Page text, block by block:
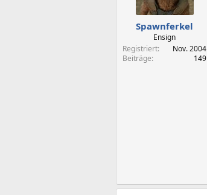
t
a
Spawnferkel
Ensign
Registriert
Nov. 2004
Beiträge
149